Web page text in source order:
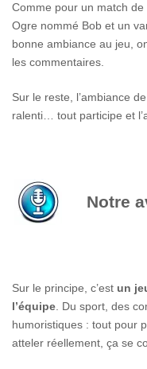
Comme pour un match
Ogre nommé Bob et un
bonne ambiance au jeu,
les commentaires.
Sur le reste, l’ambiance
ralenti… tout participe et
Notre
Sur le principe, c’est un
l’équipe . Du sport, des
humoristiques : tout pour
atteler réellement, ça se